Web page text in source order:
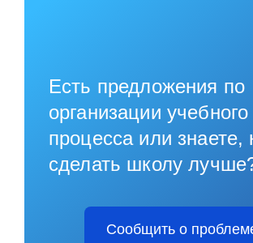
Есть предложения по
организации учебного
процесса или знаете,
сделать школу
Сообщить о